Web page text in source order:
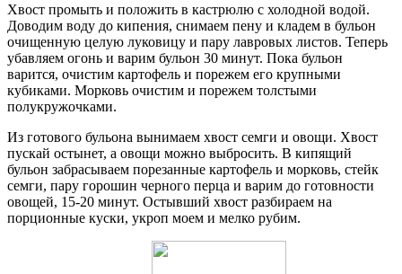
Хвост промыть и положить в кастрюлю с холодной водой.
Доводим воду до кипения, снимаем пену и кладем в бульон
очищенную целую луковицу и пару лавровых листов. Теперь
убавляем огонь и варим бульон 30 минут. Пока бульон
варится, очистим картофель и порежем его крупными
кубиками. Морковь очистим и порежем толстыми
полукружочками.
Из готового бульона вынимаем хвост семги и овощи. Хвост
пускай остынет, а овощи можно выбросить. В кипящий
бульон забрасываем порезанные картофель и морковь, стейк
семги, пару горошин черного перца и варим до готовности
овощей, 15-20 минут. Остывший хвост разбираем на
порционные куски, укроп моем и мелко рубим.